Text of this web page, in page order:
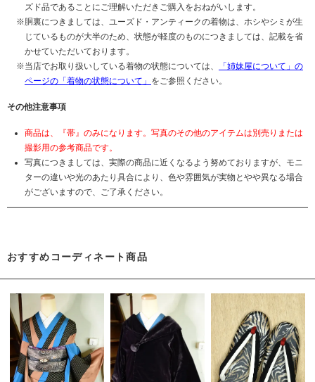
ズド品であることにご理解いただきご購入をおねがいします。
胴裏につきましては、ユーズド・アンティークの着物は、ホシやシミが生
じているものが大半のため、状態が軽度のものにつきましては、記載を省
かせていただいております。
当店でお取り扱いしている着物の状態については、
「姉妹屋について」の
ページの「着物の状態について」 をご参照ください。
その他注意事項
商品は、『帯』のみになります。写真のその他のアイテムは別売りまたは
撮影用の参考商品です。
写真につきましては、実際の商品に近くなるよう努めておりますが、モニ
ターの違いや光のあたり具合により、色や雰囲気が実物とやや異なる場合
がございますので、ご了承ください。
おすすめコーディネート商品